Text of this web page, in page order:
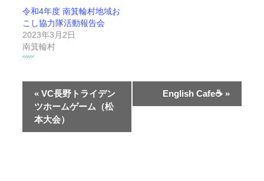
令和4年度 南箕輪村地域お
こし協力隊活動報告会
2023年3月2日
南箕輪村
イ
ン
ト
ナ
«VC長野トライデン
ツホームゲーム（松
本大会）
English Cafe☕ »